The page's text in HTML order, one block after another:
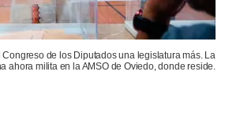
de los Diputados una legislatura más. La
ahora milita en la AMSO de Oviedo, donde reside.